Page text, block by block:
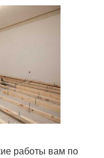
работы вам по